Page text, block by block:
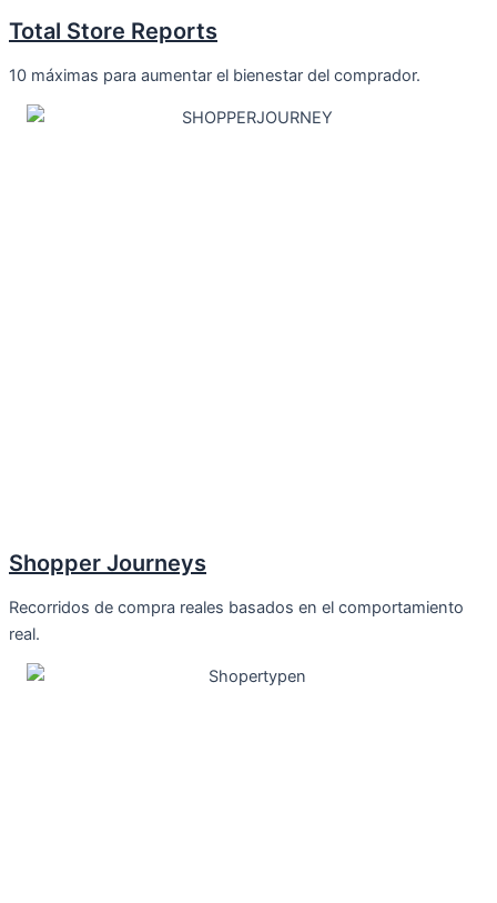
Total Store Reports
10 máximas para aumentar el bienestar del comprador.
Shopper Journeys
Recorridos de compra reales basados en el comportamiento
real.